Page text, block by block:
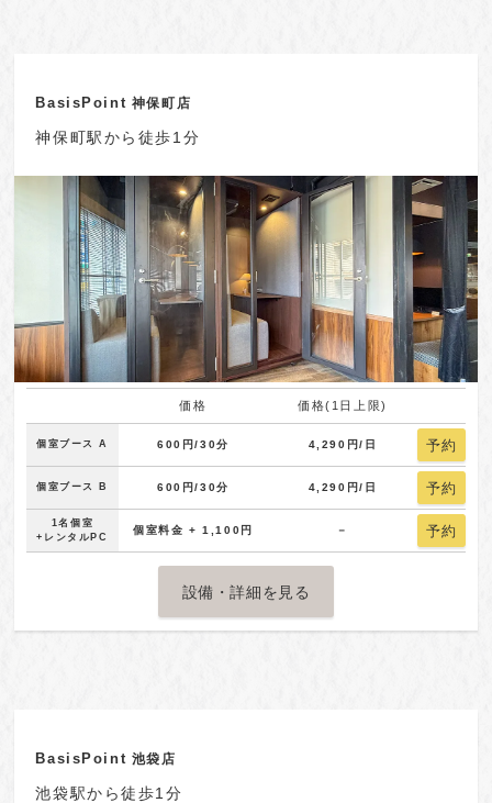
BasisPoint 神保町店
神保町駅から徒歩1分
価格 価格(1日上限)
個室ブース A 600円/30分 4,290円/日 予約
個室ブース B 600円/30分 4,290円/日 予約
1名個室
+レンタルPC
個室料金 + 1,100円 － 予約
設備・詳細を見る
BasisPoint 池袋店
池袋駅から徒歩1分